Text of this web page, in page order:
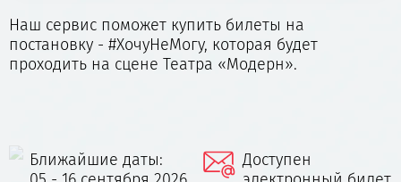
Ближайшие даты:
Доступен
Наш сервис поможет купить билеты на
постановку - #ХочуНеМогу, которая будет
проходить на сцене Театра «Модерн».